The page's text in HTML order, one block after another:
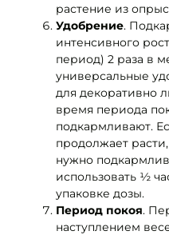
растение из
Удобрение.
интенсивного
период) 2 раза в
универсальные
для декоративно
время периода
подкармливают.
продолжает
нужно
использовать ½
упаковке дозы.
Период покоя.
наступлением